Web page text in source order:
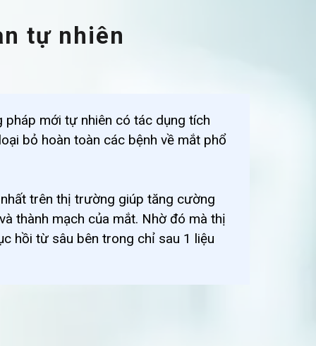
tự nhiên
pháp mới tự nhiên có tác dụng tích
bỏ hoàn toàn các bệnh về mắt phổ
trên thị trường giúp tăng cường
thành mạch của mắt. Nhờ đó mà thị
hồi từ sâu bên trong chỉ sau 1 liệu